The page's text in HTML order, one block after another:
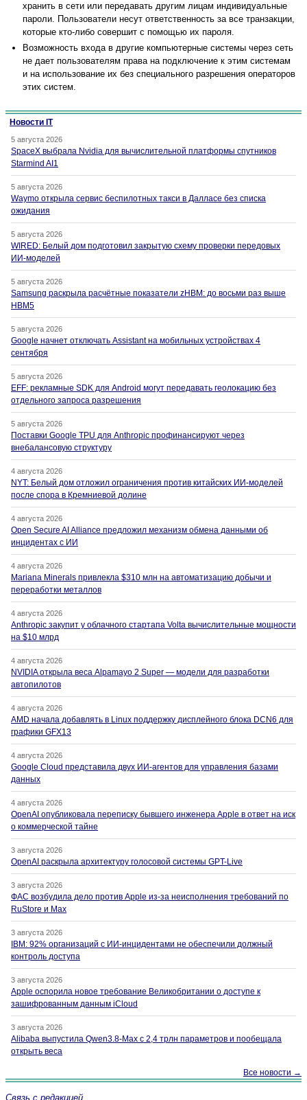
хранить в сети или передавать другим лицам индивидуальные
пароли. Пользователи несут ответственность за все транзакции,
которые кто-либо совершит с помощью их пароля.
Возможность входа в другие компьютерные системы через сеть
не дает пользователям права на подключение к этим системам
и на использование их без специального разрешения операторов
этих систем.
Новости IT
5 августа 2026
SpaceX выбрала Nvidia для вычислительной платформы спутников
Starmind AI1
5 августа 2026
Waymo открыла сервис беспилотных такси в Далласе без списка
ожидания
5 августа 2026
WIRED: Белый дом подготовил закрытую схему проверки передовых
ИИ-моделей
5 августа 2026
Samsung раскрыла расчётные показатели zHBM: до восьми раз выше
HBM5
5 августа 2026
Google начнет отключать Assistant на мобильных устройствах 4
сентября
5 августа 2026
EFF: рекламные SDK для Android могут передавать геолокацию без
отдельного запроса разрешения
5 августа 2026
Поставки Google TPU для Anthropic профинансируют через
внебалансовую структуру
4 августа 2026
NYT: Белый дом отложил ограничения против китайских ИИ-моделей
после спора в Кремниевой долине
4 августа 2026
Open Secure AI Alliance предложил механизм обмена данными об
инцидентах с ИИ
4 августа 2026
Mariana Minerals привлекла $310 млн на автоматизацию добычи и
переработки металлов
4 августа 2026
Anthropic закупит у облачного стартапа Volta вычислительные мощности
на $10 млрд
4 августа 2026
NVIDIA открыла веса Alpamayo 2 Super — модели для разработки
автопилотов
4 августа 2026
AMD начала добавлять в Linux поддержку дисплейного блока DCN6 для
графики GFX13
4 августа 2026
Google Cloud представила двух ИИ-агентов для управления базами
данных
4 августа 2026
OpenAI опубликовала переписку бывшего инженера Apple в ответ на иск
о коммерческой тайне
3 августа 2026
OpenAI раскрыла архитектуру голосовой системы GPT-Live
3 августа 2026
ФАС возбудила дело против Apple из-за неисполнения требований по
RuStore и Max
3 августа 2026
IBM: 92% организаций с ИИ-инцидентами не обеспечили должный
контроль доступа
3 августа 2026
Apple оспорила новое требование Великобритании о доступе к
зашифрованным данным iCloud
3 августа 2026
Alibaba выпустила Qwen3.8-Max с 2,4 трлн параметров и пообещала
открыть веса
Все новости →
Связь с редакцией